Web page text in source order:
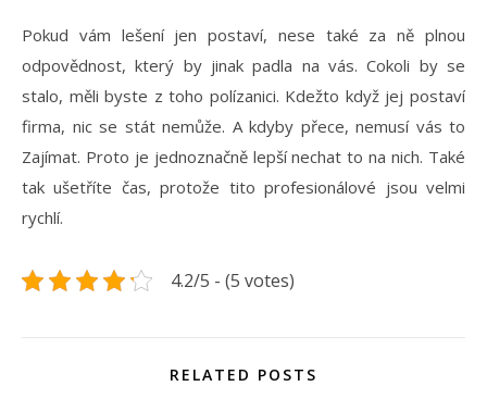
Pokud vám lešení jen postaví, nese také za ně plnou
odpovědnost, který by jinak padla na vás. Cokoli by se
stalo, měli byste z toho polízanici. Kdežto když jej postaví
firma, nic se stát nemůže. A kdyby přece, nemusí vás to
Zajímat. Proto je jednoznačně lepší nechat to na nich. Také
tak ušetříte čas, protože tito profesionálové jsou velmi
rychlí.
4.2/5 - (5 votes)
RELATED POSTS